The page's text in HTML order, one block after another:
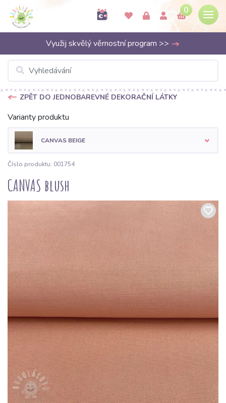
0
Využij skvělý věrnostní program >>
ZPĚT DO JEDNOBAREVNÉ DEKORAČNÍ LÁTKY
Varianty produktu
CANVAS BEIGE
Číslo produktu: 001754
CANVAS blush